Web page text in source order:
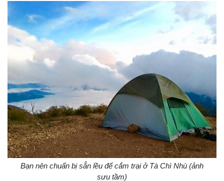
Bạn nên chuẩn bị sẵn lều để cắm trại ở Tà Chì Nhù (ảnh
sưu tầm)